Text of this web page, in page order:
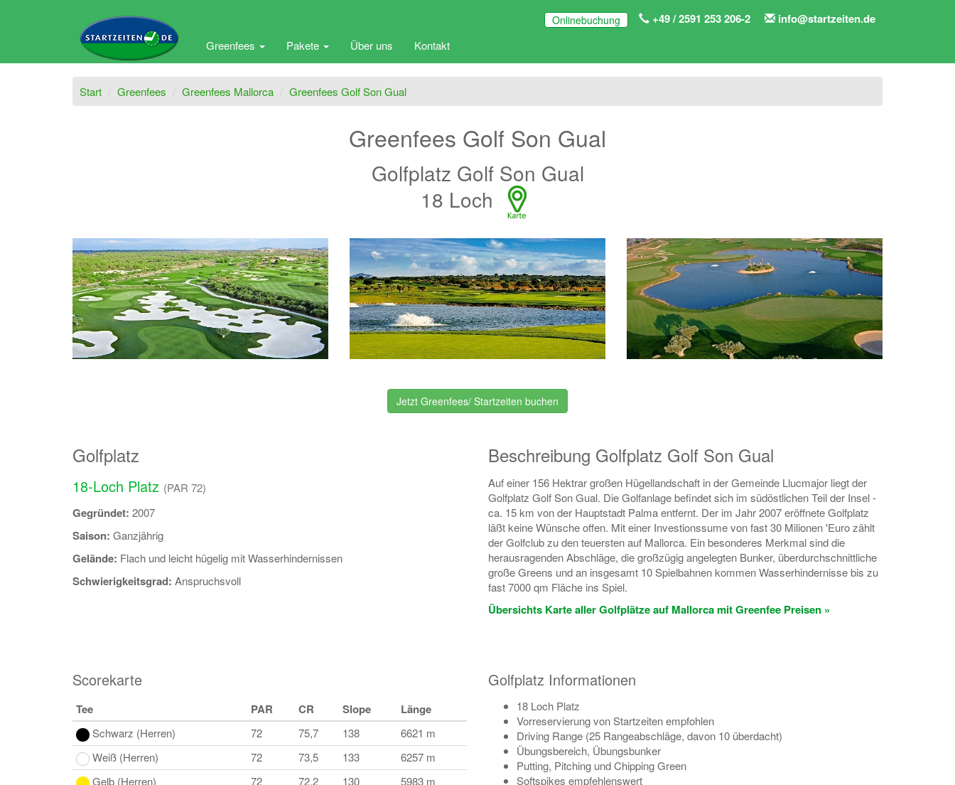
info@startzeiten.de
+49 / 2591 253 206-2
Onlinebuchung
Greenfees Pakete Über uns Kontakt
Start Greenfees Greenfees Mallorca Greenfees Golf Son Gual
Greenfees Golf Son Gual
Golfplatz Golf Son Gual
18 Loch
Jetzt Greenfees/ Startzeiten buchen
Golfplatz
18-Loch Platz (PAR 72)
Gegründet: 2007
Saison: Ganzjährig
Gelände: Flach und leicht hügelig mit Wasserhindernissen
Schwierigkeitsgrad: Anspruchsvoll
Beschreibung Golfplatz Golf Son Gual
Auf einer 156 Hektrar großen Hügellandschaft in der Gemeinde Llucmajor liegt der
Golfplatz Golf Son Gual. Die Golfanlage befindet sich im südöstlichen Teil der Insel -
ca. 15 km von der Hauptstadt Palma entfernt. Der im Jahr 2007 eröffnete Golfplatz
läßt keine Wünsche offen. Mit einer Investionssume von fast 30 Milionen 'Euro zählt
der Golfclub zu den teuersten auf Mallorca. Ein besonderes Merkmal sind die
herausragenden Abschläge, die großzügig angelegten Bunker, überdurchschnittliche
große Greens und an insgesamt 10 Spielbahnen kommen Wasserhindernisse bis zu
fast 7000 qm Fläche ins Spiel.
Übersichts Karte aller Golfplätze auf Mallorca mit Greenfee Preisen »
Scorekarte
Tee PAR CR Slope Länge
Schwarz (Herren) 72 75,7 138
6621 m
Weiß (Herren)
72 73,5 133
6257 m
Gelb (Herren)
72 72,2 130
5983 m
Golfplatz Informationen
18 Loch Platz
Vorreservierung von Startzeiten empfohlen
Driving Range (25 Rangeabschläge, davon 10 überdacht)
Übungsbereich, Übungsbunker
Putting, Pitching und Chipping Green
Softspikes empfehlenswert